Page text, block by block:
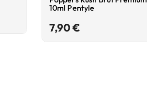
10ml Pentyle
7,90 €